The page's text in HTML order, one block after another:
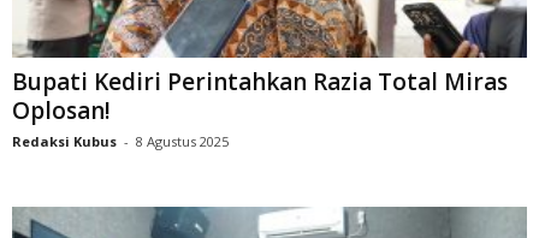
Bupati Kediri Perintahkan Razia Total Miras
Oplosan!
Redaksi Kubus - 8 Agustus 2025